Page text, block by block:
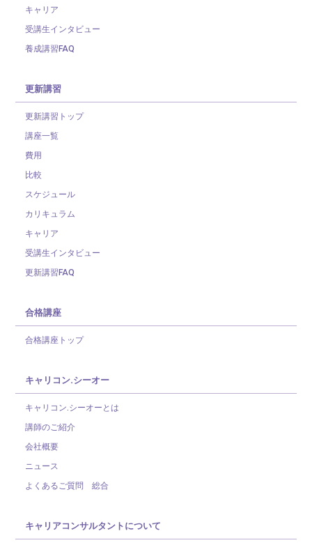
キャリア
受講生インタビュー
養成講習FAQ
更新講習
更新講習トップ
講座一覧
費用
比較
スケジュール
カリキュラム
キャリア
受講生インタビュー
更新講習FAQ
合格講座
合格講座トップ
キャリコン.シーオー
キャリコン.シーオーとは
講師のご紹介
会社概要
ニュース
よくあるご質問 総合
キャリアコンサルタントについて